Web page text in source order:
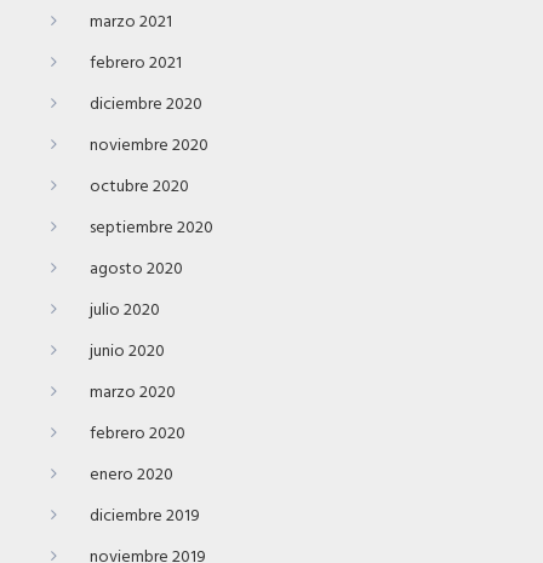
marzo 2021
febrero 2021
diciembre 2020
noviembre 2020
octubre 2020
septiembre 2020
agosto 2020
julio 2020
junio 2020
marzo 2020
febrero 2020
enero 2020
diciembre 2019